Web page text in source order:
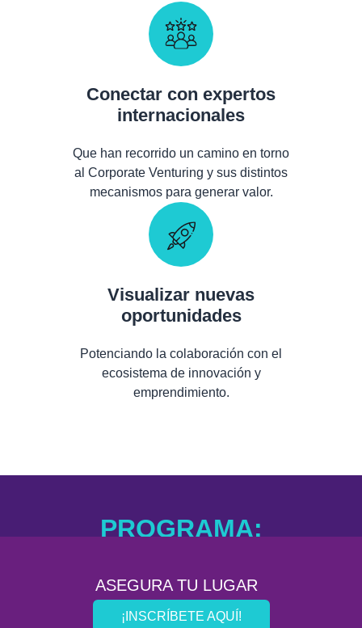
Conectar con expertos
internacionales
Que han recorrido un camino en torno
al Corporate Venturing y sus distintos
mecanismos para generar valor.
Visualizar nuevas
oportunidades
Potenciando la colaboración con el
ecosistema de innovación y
emprendimiento.
PROGRAMA:
ASEGURA TU LUGAR
¡INSCRÍBETE AQUÍ!